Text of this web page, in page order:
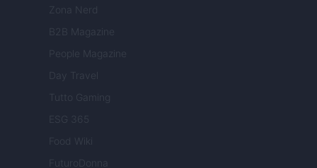
Zona Nerd
B2B Magazine
People Magazine
Day Travel
Tutto Gaming
ESG 365
Food Wiki
FuturoDonna